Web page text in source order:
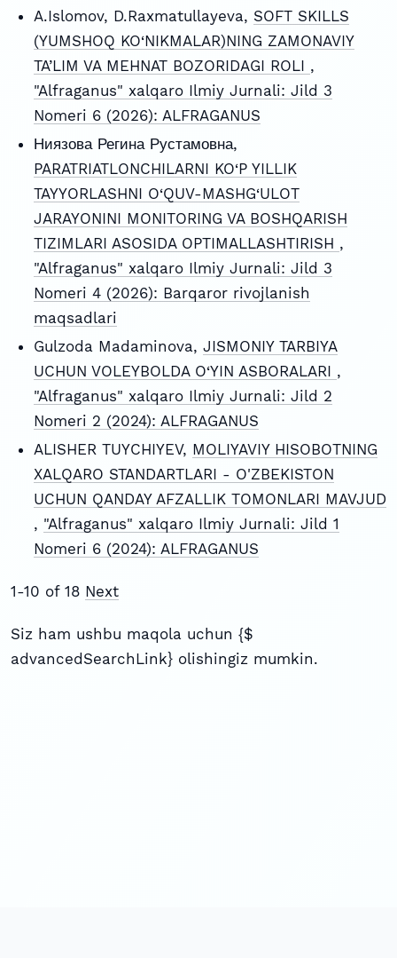
A.Islomov, D.Raxmatullayeva, SOFT SKILLS
(YUMSHOQ KO‘NIKMALAR)NING ZAMONAVIY
TA’LIM VA MEHNAT BOZORIDAGI ROLI ,
"Alfraganus" xalqaro Ilmiy Jurnali: Jild 3
Nomeri 6 (2026): ALFRAGANUS
Ниязова Регина Рустамовна,
PARATRIATLONCHILARNI KO‘P YILLIK
TAYYORLASHNI O‘QUV-MASHG‘ULOT
JARAYONINI MONITORING VA BOSHQARISH
TIZIMLARI ASOSIDA OPTIMALLASHTIRISH ,
"Alfraganus" xalqaro Ilmiy Jurnali: Jild 3
Nomeri 4 (2026): Barqaror rivojlanish
maqsadlari
Gulzoda Madaminova, JISMONIY TARBIYA
UCHUN VOLEYBOLDA O‘YIN ASBORALARI ,
"Alfraganus" xalqaro Ilmiy Jurnali: Jild 2
Nomeri 2 (2024): ALFRAGANUS
ALISHER TUYCHIYEV, MOLIYAVIY HISOBOTNING
XALQARO STANDARTLARI - O'ZBEKISTON
UCHUN QANDAY AFZALLIK TOMONLARI MAVJUD
, "Alfraganus" xalqaro Ilmiy Jurnali: Jild 1
Nomeri 6 (2024): ALFRAGANUS
1-10 of 18 Next
Siz ham ushbu maqola uchun {$
advancedSearchLink} olishingiz mumkin.